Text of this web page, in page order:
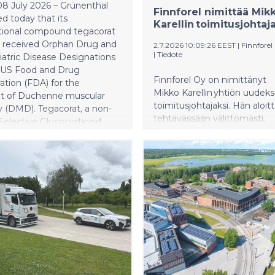
July 2026 – Grünenthal
today that its
compound tegacorat
received Orphan Drug and
Disease Designations
Food and Drug
(FDA) for the
of Duchenne muscular
(DMD). Tegacorat, a non-
Glucocorticoid
is an orally available
compound being
to provide an alternative
based treatments
the current
care in DMD.
glucocorticoids bind to
receptor and
expression. Among
this triggers two
Finnforel nimittää
Karellin
2.7.2026 10:09:26 EEST | Finnforel
| Tiedote
Finnforel Oy on nimittänyt
Mikko Karellin yhtiön uudeksi
toimitusjohtajaksi. Hän
tehtävässään välittömästi.